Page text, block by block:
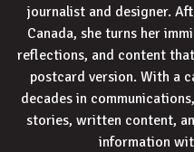
journalist and designer.
Canada, she turns her
reflections, and content
postcard version. With a
decades in
stories, written content,
information